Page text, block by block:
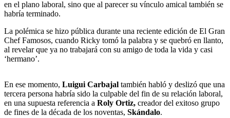
en el plano laboral, sino que al parecer su vínculo amical también se
habría terminado.
La polémica se hizo pública durante una reciente edición de El Gran
Chef Famosos, cuando Ricky tomó la palabra y se quebró en llanto,
al revelar que ya no trabajará con su amigo de toda la vida y casi
‘hermano’.
En ese momento, Luigui Carbajal también habló y deslizó que una
tercera persona habría sido la culpable del fin de su relación laboral,
en una supuesta referencia a Roly Ortiz, creador del exitoso grupo
de fines de la década de los noventas, Skándalo.